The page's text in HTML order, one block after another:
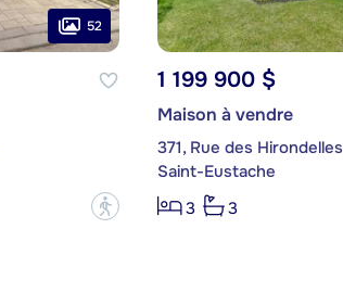
52
?
1 199 900 $
Maison à vendre
371, Rue des Hirondelles
Saint-Eustache
3
3